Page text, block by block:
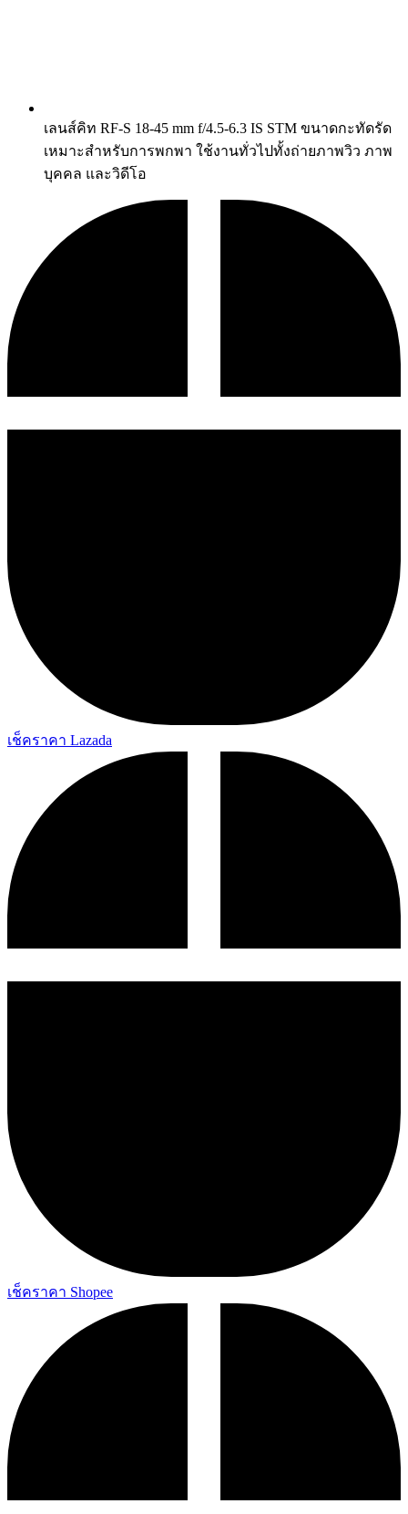
เลนส์คิท RF-S 18-45 mm f/4.5-6.3 IS STM ขนาดกะทัดรัด
เหมาะสำหรับการพกพา ใช้งานทั่วไปทั้งถ่ายภาพวิว ภาพ
บุคคล และวิดีโอ
เช็คราคา Lazada
เช็คราคา Shopee